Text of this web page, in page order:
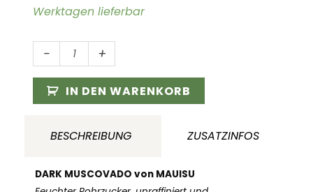
Werktagen lieferbar
-
Muscovado
Zucker,brauner
Rohrzucker,
500
Menge
+
IN DEN WARENKORB
BESCHREIBUNG ZUSATZINFOS
DARK MUSCOVADO von MAUISU